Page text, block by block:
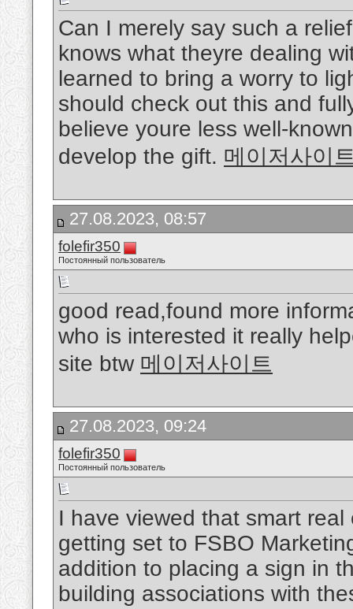
Can I merely say such a
knows what theyre dealing
learned to bring a worry to
should check out this and
believe youre less well-
develop the gift. 메이저사이
27.08.2023, 08:57
folefir350
Постоянный пользователь
good read,found more
who is interested it really
site btw 메이저사이트
27.08.2023, 09:24
folefir350
Постоянный пользователь
I have viewed that smart
getting set to FSBO
addition to placing a sign in
building associations with